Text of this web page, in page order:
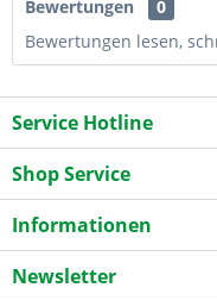
Bewertungen
0
Bewertungen lesen,
Service Hotline
Shop Service
Informationen
Newsletter